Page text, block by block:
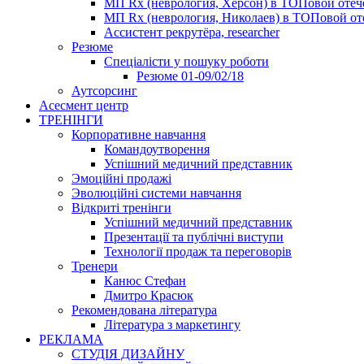
МП Rx (неврология, Херсон) в ТОПовой
МП Rx (неврология, Николаев) в ТОПовой
Ассистент рекрутёра, researcher
Резюме
Cпеціалісти у пошуку роботи
Резюме 01-09/02/18
Аутсорсинг
Асесмент центр
ТРЕНІНГИ
Корпоративне навчання
Командоутворення
Успішний медичний представник
Эмоційні продажі
Эволюційні системи навчання
Відкриті тренінги
Успішний медичний представник
Презентації та публічні виступи
Технології продаж та переговорів
Тренери
Канюс Стефан
Дмитро Красюк
Рекомендована література
Література з маркетингу
РЕКЛАМА
СТУДІЯ ДИЗАЙНУ